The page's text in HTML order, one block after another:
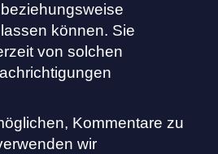
können. Sie
von solchen
Kommentare zu
wir